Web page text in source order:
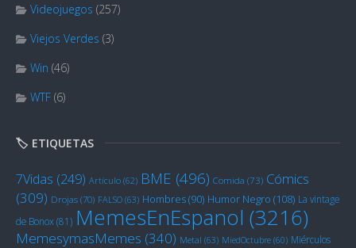
Videojuegos (257)
Viejos Verdes (3)
Win (46)
WTF (6)
🏷️ ETIQUETAS
7Vidas (249) Artículo (62) BME (496) Comida (73) Cómics
(309) Drojas (70) FALSO (63) Hombres(90) Humor Negro (108) La vintage
de Bonox(81) MemesEnEspanol (3216)
MemesymasMemes (340) Metal (63) MiedOctubre (60) Miérculos